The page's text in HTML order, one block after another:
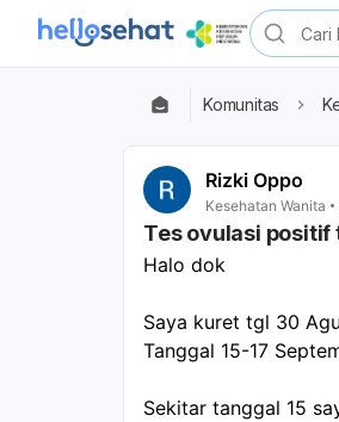
Komunitas
Rizki Oppo
Kesehatan Wanita
Tes ovulasi positif
Halo dok
Saya kuret tgl 30
Tanggal 15-17
Sekitar tanggal 15